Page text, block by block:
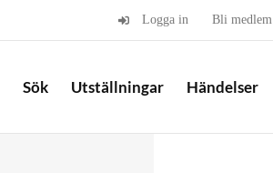
Logga in Bli medlem
Sök Utställningar Händelser